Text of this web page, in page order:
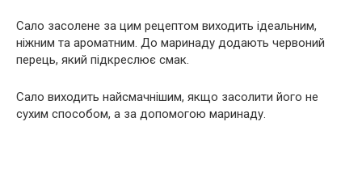
Сало засолене за цим рецептом виходить ідеальним,
ніжним та ароматним. До маринаду додають червоний
перець, який підкреслює смак.
Сало виходить найсмачнішим, якщо засолити його не
сухим способом, а за допомогою маринаду.